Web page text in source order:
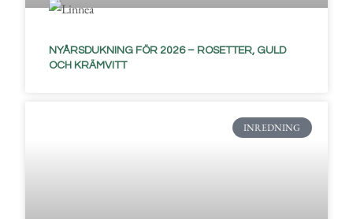
NYÅRSDUKNING FÖR 2026 – ROSETTER, GULD
OCH KRÄMVITT
INREDNING